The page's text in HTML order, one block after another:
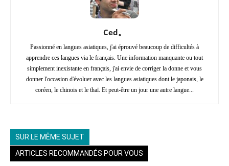
Ced。
Passionné en langues asiatiques, j'ai éprouvé beaucoup de difficultés à
apprendre ces langues via le français. Une information manquante ou tout
simplement inexistante en français, j'ai envie de corriger la donne et vous
donner l'occasion d'évoluer avec les langues asiatiques dont le japonais, le
coréen, le chinois et le thaï. Et peut-être un jour une autre langue...
SUR LE MÊME SUJET
ARTICLES RECOMMANDÉS POUR VOUS